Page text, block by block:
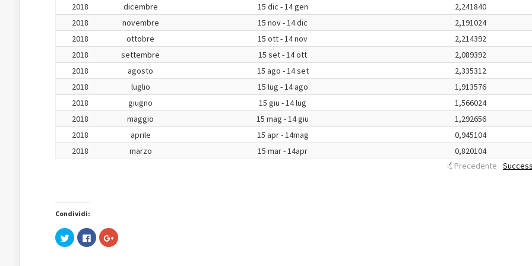
2018 dicembre 15 dic - 14 gen
2,241840
2018
novembre 15 nov - 14 dic
2,191024
2018
ottobre 15 ott - 14 nov
2,214392
2018
settembre 15 set - 14 ott
2,089392
2018
agosto 15 ago - 14 set
2,335312
2018
luglio 15 lug - 14 ago
1,913576
2018
giugno 15 giu - 14 lug
1,566024
2018
maggio 15 mag - 14 giu
1,292656
2018
aprile 15 apr - 14mag
0,945104
2018
marzo 15 mar - 14apr
0,820104
Precedente
Condividi:
Fai
clic
Fai
clic
Fai
clic